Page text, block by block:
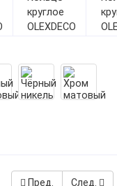
Пред. След.